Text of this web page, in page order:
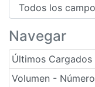
Navegar
Últimos Cargados
Volumen - Número